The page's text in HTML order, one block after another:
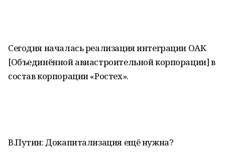
Сегодня началась реализация интеграции ОАК
[Объединённой авиастроительной корпорации] в
состав корпорации «Ростех».
В.Путин: Докапитализация ещё нужна?